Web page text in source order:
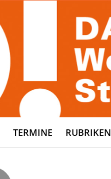
TERMINE RUBRIKEN